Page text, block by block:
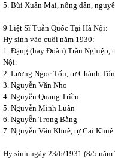
5. Bùi Xuân Mai, nông dân,
9 Liệt Sĩ Tuẫn Quốc Tại Hà Nội:
Hy sinh vào cuối năm 1930:
1. Đặng (hay Đoàn) Trần Nghiệp,
Nội.
2. Lương Ngọc Tốn, tự Chánh
3. Nguyễn Văn Nho
4. Nguyễn Quang Triều
5. Nguyễn Minh Luân
6. Nguyễn Trọng Bằng
7. Nguyễn Văn Khuê, tự Cai Khuê.
Hy sinh ngày 23/6/1931 (8/5